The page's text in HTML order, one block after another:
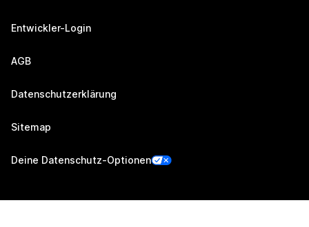
Entwickler-Login
AGB
Datenschutzerklärung
Sitemap
Deine Datenschutz-Optionen